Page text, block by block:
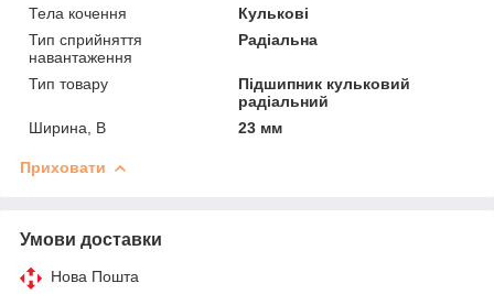
Тела кочення
Кулькові
Тип сприйняття
навантаження
Радіальна
Тип товару
Підшипник кульковий
радіальний
Ширина, B
23 мм
Приховати
Умови доставки
Нова Пошта